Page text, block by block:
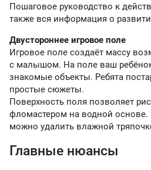
Пошаговое руководство к
также вся информация о
Двустороннее игровое поле
Игровое поле создаёт массу
с малышом. На поле ваш
знакомые объекты. Ребята
простые сюжеты.
Поверхность поля позволяет
фломастером на водной основе.
можно удалить влажной
Главные нюансы